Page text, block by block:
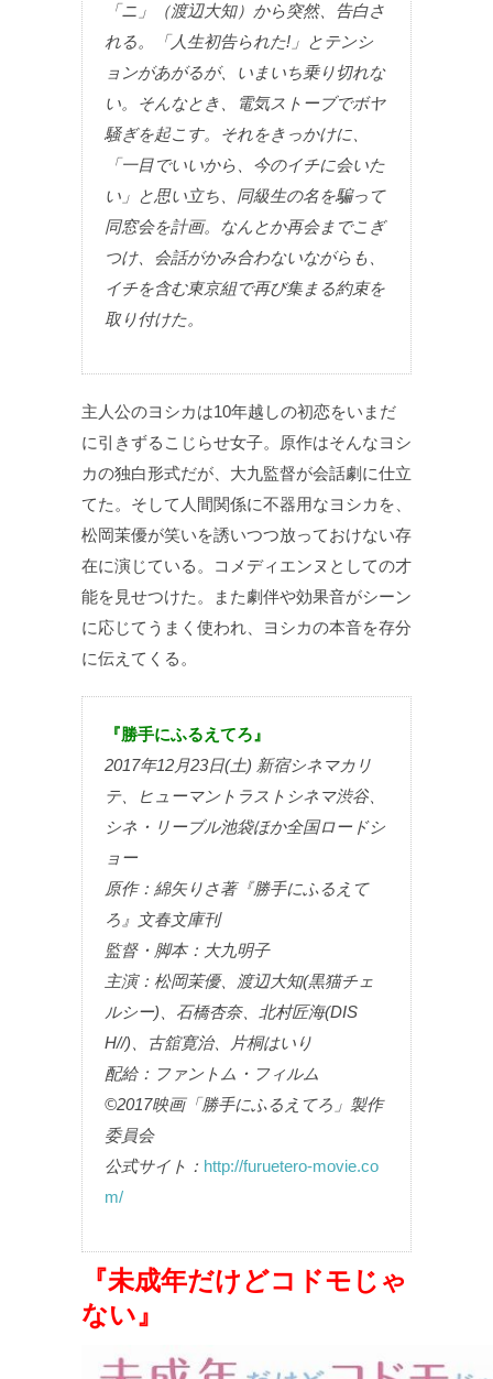
「ニ」（渡辺大知）から突然、告白さ
れる。「人生初告られた!」とテンシ
ョンがあがるが、いまいち乗り切れな
い。そんなとき、電気ストーブでボヤ
騒ぎを起こす。それをきっかけに、
「一目でいいから、今のイチに会いた
い」と思い立ち、同級生の名を騙って
同窓会を計画。なんとか再会までこぎ
つけ、会話がかみ合わないながらも、
イチを含む東京組で再び集まる約束を
取り付けた。
主人公のヨシカは10年越しの初恋をいまだ
に引きずるこじらせ女子。原作はそんなヨシ
カの独白形式だが、大九監督が会話劇に仕立
てた。そして人間関係に不器用なヨシカを、
松岡茉優が笑いを誘いつつ放っておけない存
在に演じている。コメディエンヌとしての才
能を見せつけた。また劇伴や効果音がシーン
に応じてうまく使われ、ヨシカの本音を存分
に伝えてくる。
『勝手にふるえてろ』
2017年12月23日(土) 新宿シネマカリ
テ、ヒューマントラストシネマ渋谷、
シネ・リーブル池袋ほか全国ロードシ
ョー
原作：綿矢りさ著『勝手にふるえて
ろ』文春文庫刊
監督・脚本：大九明子
主演：松岡茉優、渡辺大知(黒猫チェ
ルシー)、石橋杏奈、北村匠海(DIS
H//)、古舘寛治、片桐はいり
配給：ファントム・フィルム
©2017映画「勝手にふるえてろ」製作
委員会
公式サイト： http://furuetero-movie.co
m/
『未成年だけどコドモじゃ
ない』